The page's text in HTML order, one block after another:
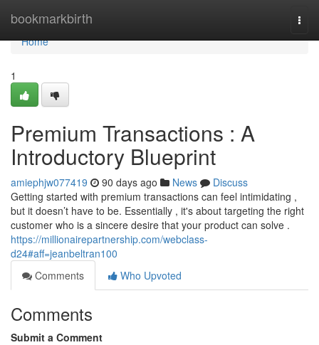
bookmarkbirth
Home
Home
1
Premium Transactions : A
Introductory Blueprint
amiephjw077419 90 days ago News
Discuss
Getting started with premium transactions can feel intimidating ,
but it doesn’t have to be. Essentially , it's about targeting the right
customer who is a sincere desire that your product can solve .
https://millionairepartnership.com/webclass-
d24#aff=jeanbeltran100
Comments
Who Upvoted
Comments
Submit a Comment